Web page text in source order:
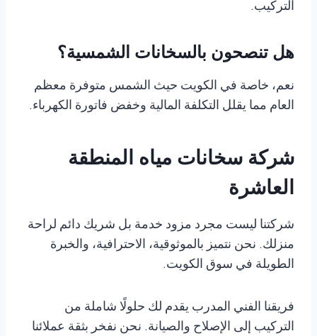
التركيب.
هل تنصحون بالسخانات الشمسية؟
نعم، خاصة في الكويت حيث الشمس متوفرة معظم
العام مما يقلل التكلفة المالية وخفض فاتورة الكهرباء.
شركة سخانات مياه المنطقة
العاشرة
شركتنا ليست مجرد مزود خدمة بل شريك دائم لراحة
منزلك. نحن نتميز بالموثوقية، الاحترافية، والخبرة
الطويلة في سوق الكويت.
فريقنا الفني المدرب يقدم لك حلولًا شاملة من
التركيب إلى الإصلاح والصيانة. نحن نفخر بثقة عملائنا